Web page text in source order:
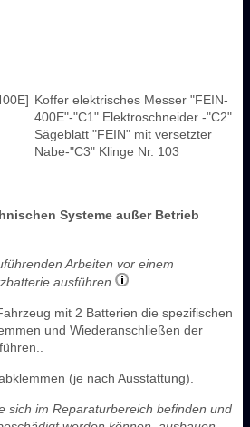
Koffer elektrisches Messer "FEIN-
400E"-"C1" Elektroschneider -"C2"
Sägeblatt "FEIN" mit versetzter
Nabe-"C3" Klinge Nr. 103
Systeme außer Betrieb
Arbeiten vor einem
ausführen
mit 2 Batterien die spezifischen
und Wiederanschließen der
(je nach Ausstattung).
sich im Reparaturbereich befinden und